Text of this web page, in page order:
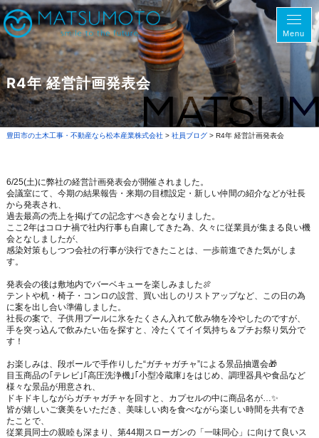
Menu
R4年 経営計画発表会
豊田市の土木工事・不動産なら松本産業株式会社> 社員ブログ> R4年 経営計画発表会
6/25(土)に弊社の経営計画発表会が開催されました。
会議室にて、今期の結果報告・来期の目標設定・新しい仲間の紹介などが社長
から発表され、
過去最高の売上を掲げての記念すべき会となりました。
ここ2年はコロナ禍で社内行事も自粛してきた為、久々に従業員が集まる良い機
会となしましたが、
感染対策もしつつ会社の行事が決行できたことは、一歩前進できた気がしま
す。
発表会の後は敷地内でバーベキューを楽しみました🍖
テントや机・椅子・コンロの設営、買い出しのリストアップなど、この日の為
に案を出し合い準備しました。
社長の案で、子供用プールに氷をたくさん入れて飲み物を冷やしたのですが、
手を突っ込んで飲みたい缶を探すと、冷たくてイイ気持ち＆プチお祭り気分で
す！
お楽しみは、段ボールで手作りした“ガチャガチャ”による景品抽選会🎁
目玉商品の｢テレビ｣｢高圧洗浄機｣｢小型冷蔵庫｣をはじめ、調理器具や食品など
様々な景品が用意され、
ドキドキしながらガチャガチャを回すと、カプセルの中に商品名が…✨
皆が嬉しいご褒美をいただき、美味しい肉を食べながら楽しい時間を共有でき
たことで、
従業員同士の親睦も深まり、第44期スローガンの「一味同心」に向けて良いス